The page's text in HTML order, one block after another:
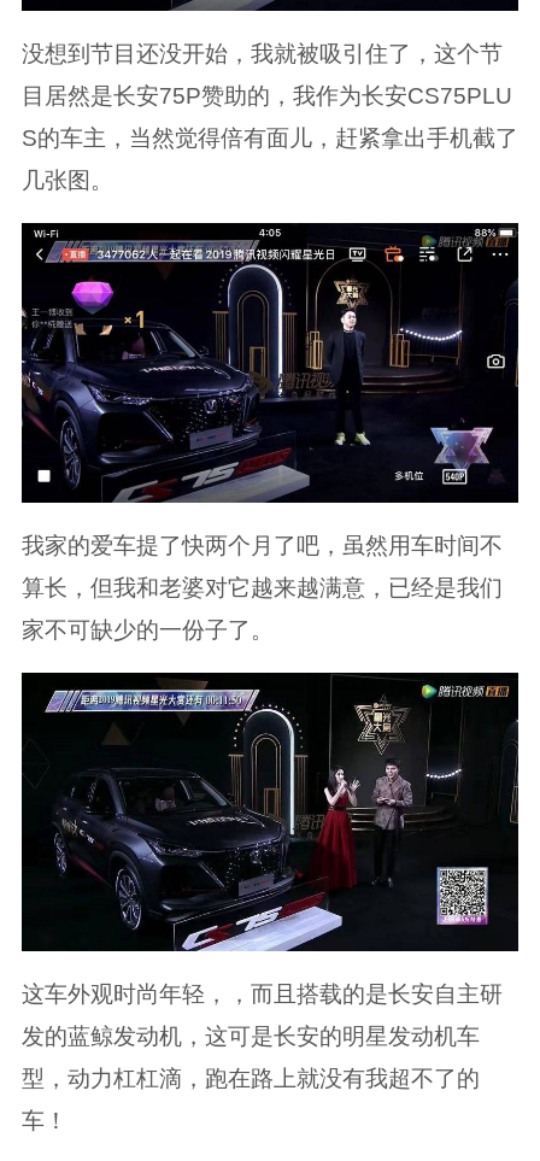
没想到节目还没开始，我就被吸引住了，这个节
目居然是长安75P赞助的，我作为长安CS75PLU
S的车主，当然觉得倍有面儿，赶紧拿出手机截了
几张图。
我家的爱车提了快两个月了吧，虽然用车时间不
算长，但我和老婆对它越来越满意，已经是我们
家不可缺少的一份子了。
这车外观时尚年轻，，而且搭载的是长安自主研
发的蓝鲸发动机，这可是长安的明星发动机车
型，动力杠杠滴，跑在路上就没有我超不了的
车！